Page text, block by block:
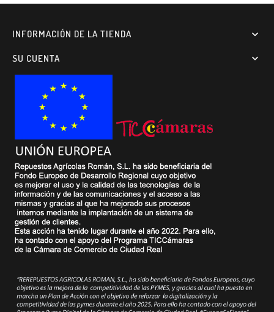
INFORMACIÓN DE LA TIENDA 
SU CUENTA 